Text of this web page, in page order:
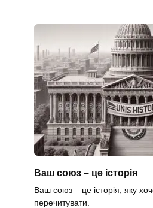
Ваш союз – це історія
Ваш союз – це історія, яку
перечитувати.